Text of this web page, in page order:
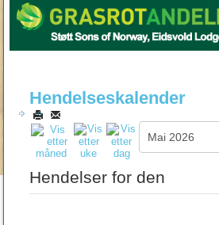
Hendelseskalender
Hendelser for den